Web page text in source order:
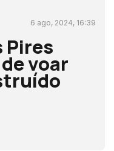
6 ago, 2024, 16:39
voar